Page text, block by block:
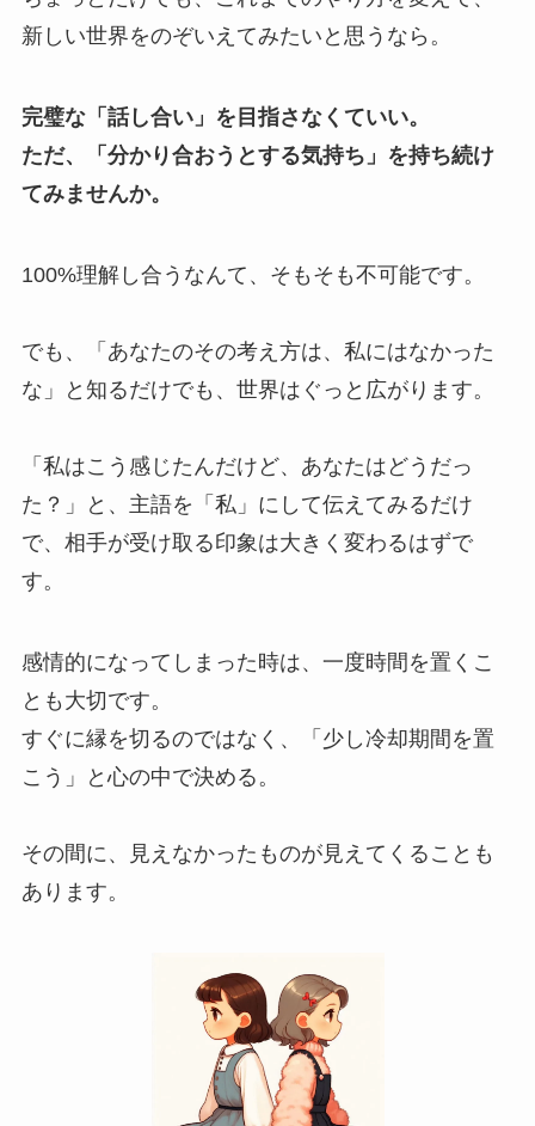
新しい世界をのぞいえてみたいと思うなら。
完璧な「話し合い」を目指さなくていい。
ただ、「分かり合おうとする気持ち」を持ち続け
てみませんか。
100%理解し合うなんて、そもそも不可能です。
でも、「あなたのその考え方は、私にはなかった
な」と知るだけでも、世界はぐっと広がります。
「私はこう感じたんだけど、あなたはどうだっ
た？」と、主語を「私」にして伝えてみるだけ
で、相手が受け取る印象は大きく変わるはずで
す。
感情的になってしまった時は、一度時間を置くこ
とも大切です。
すぐに縁を切るのではなく、「少し冷却期間を置
こう」と心の中で決める。
その間に、見えなかったものが見えてくることも
あります。